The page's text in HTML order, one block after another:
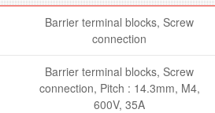
Barrier terminal blocks, Screw
connection
Barrier terminal blocks, Screw
connection, Pitch : 14.3mm, M4,
600V, 35A